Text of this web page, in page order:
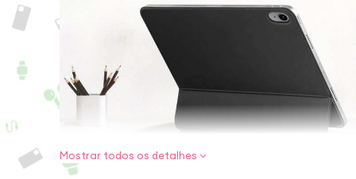
Mostrar todos os detalhes